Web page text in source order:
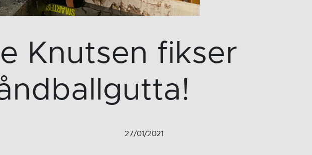
Knutsen fikser
27/01/2021